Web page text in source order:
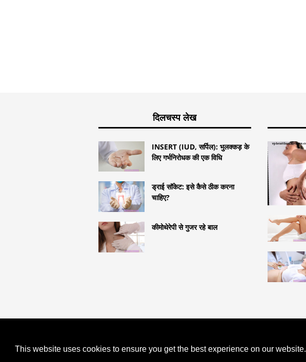
This website uses cookies to ensure you get the best experience on our website.
दिलचस्प लेख
INSERT (IUD, सर्पिल): भुलक्कड़ के
लिए गर्भनिरोधक की एक विधि
ड्राई सॉकेट: इसे कैसे ठीक करना
चाहिए?
कीमोथेरेपी से गुजर रहे बाल
मोटापा - वजन कम करना कैसे शुरू करें?